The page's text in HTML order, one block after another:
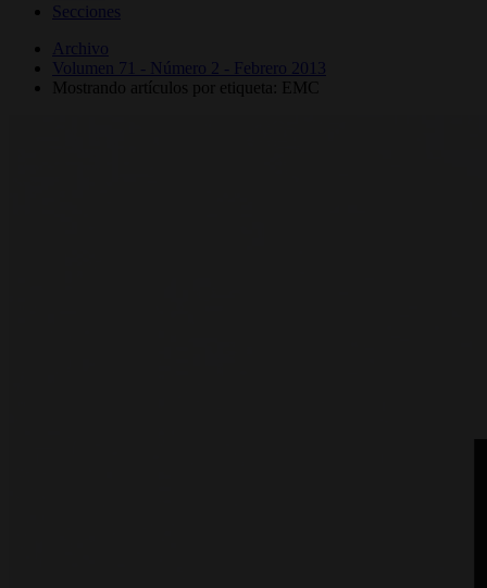
Secciones
Archivo
Volumen 71 - Número 2 - Febrero 2013
Mostrando artículos por etiqueta: EMC